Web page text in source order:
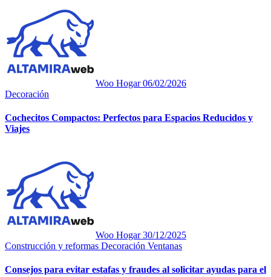
Woo Hogar06/02/2026
Decoración
Cochecitos Compactos: Perfectos para Espacios Reducidos y
Viajes
Woo Hogar30/12/2025
Construcción y reformas Decoración Ventanas
Consejos para evitar estafas y fraudes al solicitar ayudas para el